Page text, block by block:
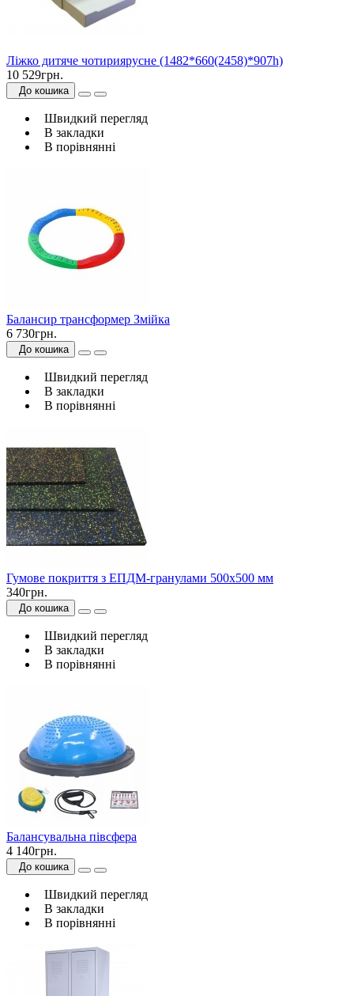
Ліжко дитяче чотириярусне (1482*660(2458)*907h)
10 529грн.
До кошика
Швидкий перегляд
В закладки
В порівнянні
Балансир трансформер Змійка
6 730грн.
До кошика
Швидкий перегляд
В закладки
В порівнянні
Гумове покриття з ЕПДМ-гранулами 500х500 мм
340грн.
До кошика
Швидкий перегляд
В закладки
В порівнянні
Балансувальна півсфера
4 140грн.
До кошика
Швидкий перегляд
В закладки
В порівнянні